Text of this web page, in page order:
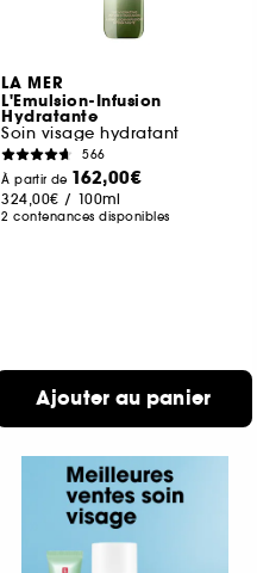
LA MER
L'Emulsion-Infusion
Hydratante
Soin visage hydratant
566
À partir de 162,00€
324,00€ / 100ml
2 contenances disponibles
Ajouter au panier